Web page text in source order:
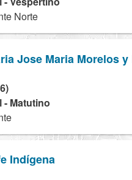
Norte
Jose Maria Morelos y
- Matutino
Indígena